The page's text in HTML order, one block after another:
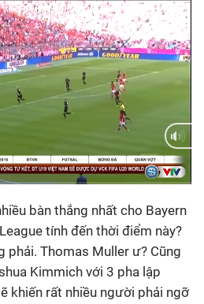
bàn thắng nhất cho Bayern
tính đến thời điểm này?
phải. Thomas Muller ư? Cũng
Kimmich với 3 pha lập
khiến rất nhiều người phải ngỡ